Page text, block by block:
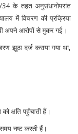
के तहत अनुसंधानोपरांत
में विचरण की प्रक्रिया
अपने आरोपों से मुकर गई।
झूठा दर्ज कराया गया था,
को क्षति पहुँचाती हैं।
नष्ट करती हैं।